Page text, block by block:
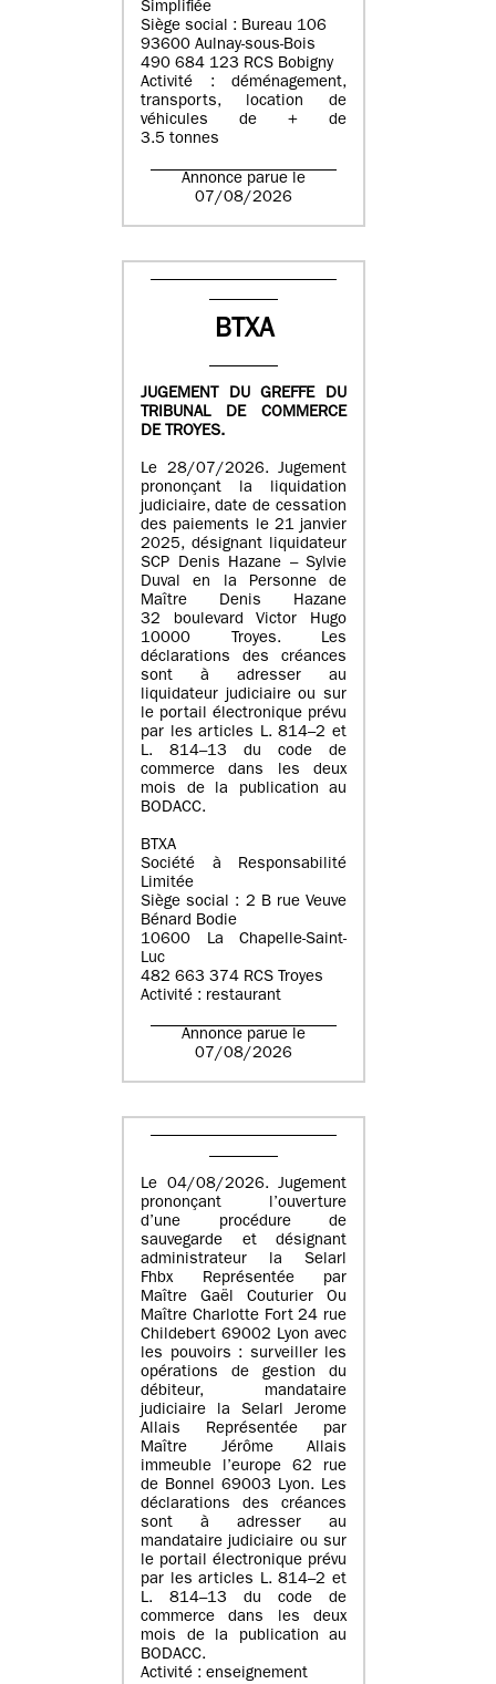
Simplifiée
Siège social : Bureau 106
93600 Aulnay-sous-Bois
490 684 123 RCS Bobigny
Activité : déménagement,
transports, location de
véhicules de + de
3.5 tonnes
Annonce parue le
07/08/2026
BTXA
JUGEMENT DU GREFFE DU
TRIBUNAL DE COMMERCE
DE TROYES.
Le 28/07/2026. Jugement
prononçant la liquidation
judiciaire, date de cessation
des paiements le 21 janvier
2025, désignant liquidateur
SCP Denis Hazane – Sylvie
Duval en la Personne de
Maître Denis Hazane
32 boulevard Victor Hugo
10000 Troyes. Les
déclarations des créances
sont à adresser au
liquidateur judiciaire ou sur
le portail électronique prévu
par les articles L. 814–2 et
L. 814–13 du code de
commerce dans les deux
mois de la publication au
BODACC.
BTXA
Société à Responsabilité
Limitée
Siège social : 2 B rue Veuve
Bénard Bodie
10600 La Chapelle-Saint-
Luc
482 663 374 RCS Troyes
Activité : restaurant
Annonce parue le
07/08/2026
Le 04/08/2026. Jugement
prononçant l’ouverture
d’une procédure de
sauvegarde et désignant
administrateur la Selarl
Fhbx Représentée par
Maître Gaël Couturier Ou
Maître Charlotte Fort 24 rue
Childebert 69002 Lyon avec
les pouvoirs : surveiller les
opérations de gestion du
débiteur, mandataire
judiciaire la Selarl Jerome
Allais Représentée par
Maître Jérôme Allais
immeuble l’europe 62 rue
de Bonnel 69003 Lyon. Les
déclarations des créances
sont à adresser au
mandataire judiciaire ou sur
le portail électronique prévu
par les articles L. 814–2 et
L. 814–13 du code de
commerce dans les deux
mois de la publication au
BODACC.
Activité : enseignement